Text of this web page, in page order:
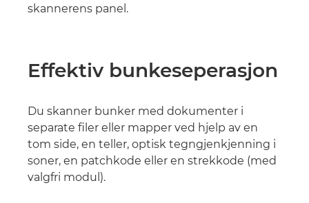
skannerens panel.
Effektiv bunkeseperasjon
Du skanner bunker med dokumenter i
separate filer eller mapper ved hjelp av en
tom side, en teller, optisk tegngjenkjenning i
soner, en patchkode eller en strekkode (med
valgfri modul).